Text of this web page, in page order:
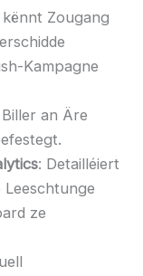
kënnt Zougang
Kampagne
an Äre
: Detailléiert
ze